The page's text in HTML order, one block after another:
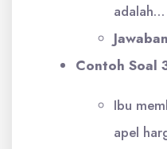
adalah…
Contoh Soal
Ibu
apel